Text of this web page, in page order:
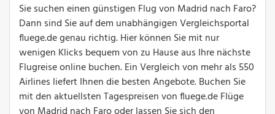
Sie suchen einen günstigen Flug von Madrid nach Faro?
Dann sind Sie auf dem unabhängigen Vergleichsportal
fluege.de genau richtig. Hier können Sie mit nur
wenigen Klicks bequem von zu Hause aus Ihre nächste
Flugreise online buchen. Ein Vergleich von mehr als 550
Airlines liefert Ihnen die besten Angebote. Buchen Sie
mit den aktuellsten Tagespreisen von fluege.de Flüge